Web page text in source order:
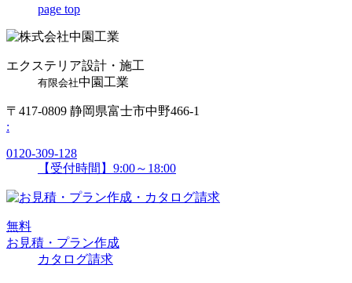
page top
エクステリア設計・施工
有限会社中園工業
〒417-0809 静岡県富士市中野466-1
:
0120-309-128
【受付時間】9:00～18:00
無料
お見積・プラン作成
カタログ請求